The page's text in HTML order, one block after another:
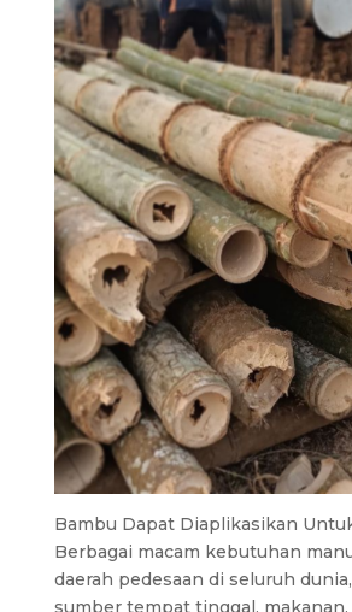
Bambu Dapat Diaplikasikan
Berbagai macam kebutuhan
daerah pedesaan di seluruh
sumber tempat tinggal, makanan,